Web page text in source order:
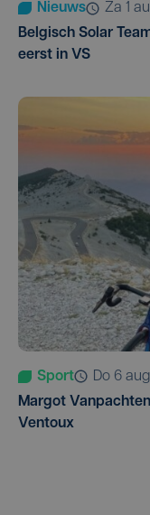
Nieuws
za 1
Belgisch Solar
eerst in VS
Sport
do 6
Margot
Ventoux